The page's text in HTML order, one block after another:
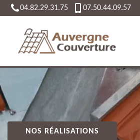
04.82.29.31.75 07.50.44.09.57
NOS RÉALISATIONS